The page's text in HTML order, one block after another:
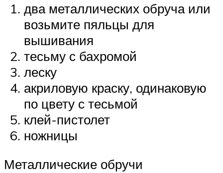
два металлических обруча или
возьмите пяльцы для
вышивания
тесьму с бахромой
леску
акриловую краску, одинаковую
по цвету с тесьмой
клей-пистолет
ножницы
Металлические обручи